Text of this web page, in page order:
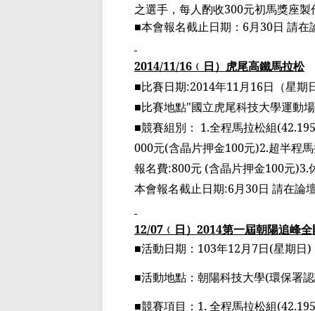
之選手，每人酌收300元初馬獎座製
■本會報名截止日期： 6月30日 請在
2014/11/16 ﹙ 日） 虎尾高鐵馬拉松
■比賽日期:2014年11月16日（星期
■比賽地點"國立虎尾科技大學運動場
■競賽組別： 1.全程馬拉松組
000元(含晶片押金100元)2.超半程
報名費:800元 (含晶片押金100元)3.
本會報名截止日期:6月30日 請在論
12/07 ﹙ 日） 2014第一屆朝陽追峰全
■活動日期： 103年12月7日(星期日)
■活動地點：朝陽科技大學(環保署
■競賽項目： 1. 全程馬拉松組(42.195